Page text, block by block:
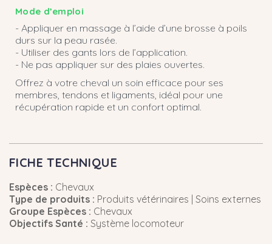
Mode d’emploi
- Appliquer en massage à l’aide d’une brosse à poils
durs sur la peau rasée.
- Utiliser des gants lors de l’application.
- Ne pas appliquer sur des plaies ouvertes.
Offrez à votre cheval un soin efficace pour ses
membres, tendons et ligaments, idéal pour une
récupération rapide et un confort optimal.
FICHE TECHNIQUE
Espèces : Chevaux
Type de produits : Produits vétérinaires | Soins externes
Groupe Espèces : Chevaux
Objectifs Santé : Système locomoteur